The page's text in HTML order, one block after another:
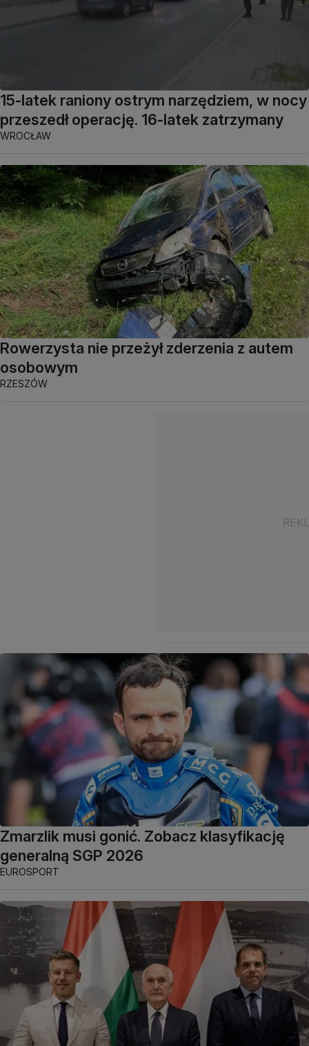
15-latek raniony ostrym narzędziem, w nocy
przeszedł operację. 16-latek zatrzymany
WROCŁAW
Rowerzysta nie przeżył zderzenia z autem
osobowym
RZESZÓW
Zmarzlik musi gonić. Zobacz klasyfikację
generalną SGP 2026
EUROSPORT